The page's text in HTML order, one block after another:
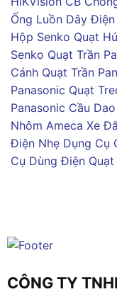
Ống Luồn Dây Điện
Hộp Senko Quạt
Senko Quạt Trần
Cánh Quạt Trần
Panasonic Quạt
Panasonic Cầu
Nhôm Ameca Xe
Điện Nhẹ Dụng Cụ
Cụ Dùng Điện Quạt
CÔNG TY